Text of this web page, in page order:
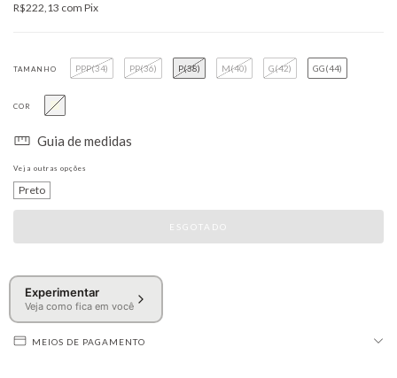
R$222,13 com Pix
TAMANHO PPP(34) PP(36) P(38) M(40) G(42) GG(44)
COR
Guia de medidas
Veja outras opções
Preto
Experimentar
Veja como fica em você
MEIOS DE PAGAMENTO